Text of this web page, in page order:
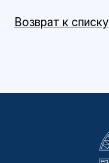
Возврат к списку